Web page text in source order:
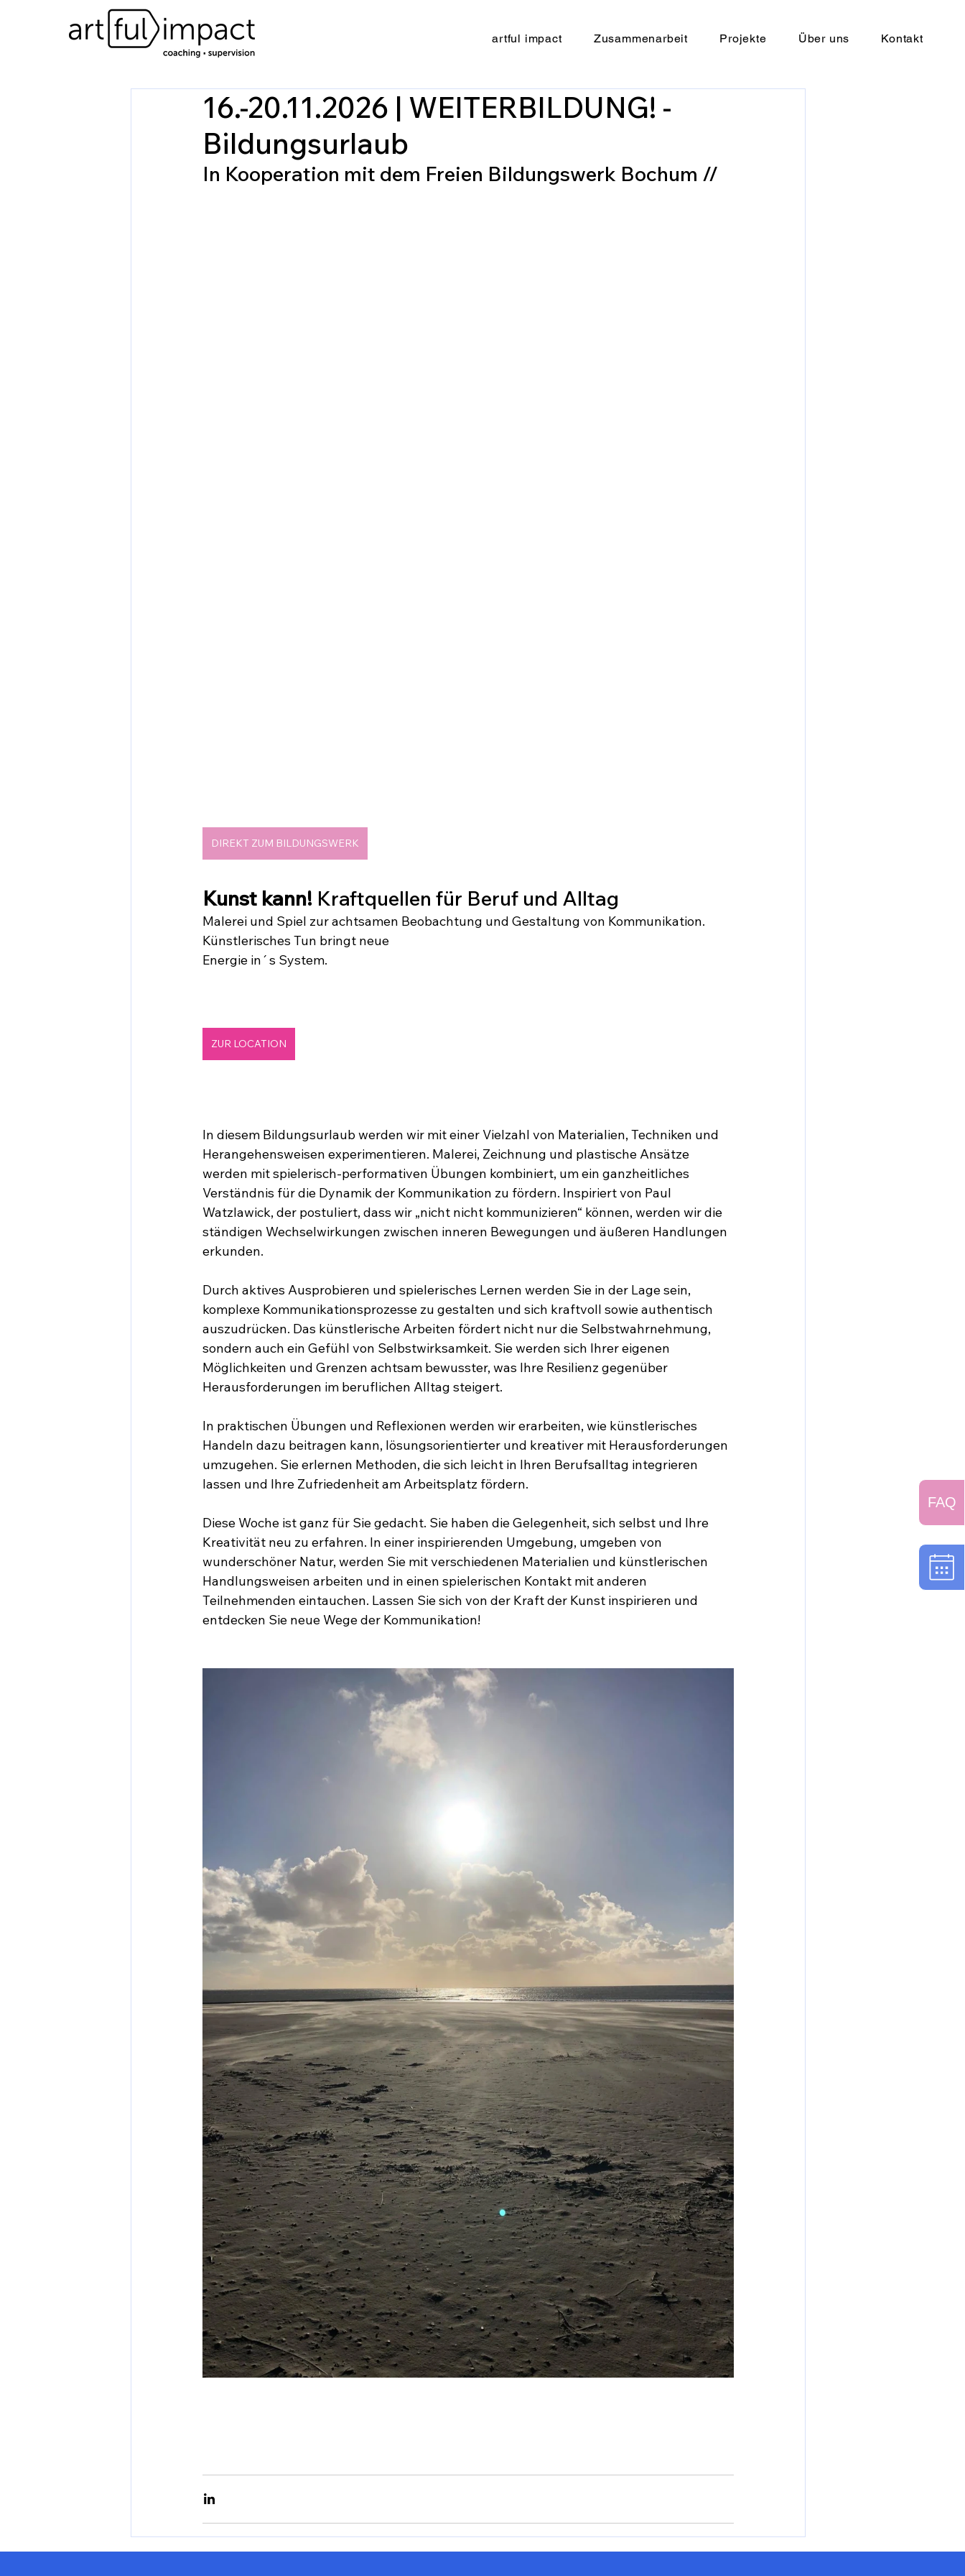
artful impact Zusammenarbeit Projekte Über uns Kontakt
FAQ
16.-20.11.2026 | WEITERBILDUNG! -
Bildungsurlaub
In Kooperation mit dem Freien Bildungswerk Bochum //
DIREKT ZUM BILDUNGSWERK
Kunst kann! Kraftquellen für Beruf und Alltag
Malerei und Spiel zur achtsamen Beobachtung und Gestaltung von Kommunikation.
Künstlerisches Tun bringt neue
Energie in´s System.
ZUR LOCATION
In diesem Bildungsurlaub werden wir mit einer Vielzahl von Materialien, Techniken und
Herangehensweisen experimentieren. Malerei, Zeichnung und plastische Ansätze
werden mit spielerisch-performativen Übungen kombiniert, um ein ganzheitliches
Verständnis für die Dynamik der Kommunikation zu fördern. Inspiriert von Paul
Watzlawick, der postuliert, dass wir „nicht nicht kommunizieren“ können, werden wir die
ständigen Wechselwirkungen zwischen inneren Bewegungen und äußeren Handlungen
erkunden.
Durch aktives Ausprobieren und spielerisches Lernen werden Sie in der Lage sein,
komplexe Kommunikationsprozesse zu gestalten und sich kraftvoll sowie authentisch
auszudrücken. Das künstlerische Arbeiten fördert nicht nur die Selbstwahrnehmung,
sondern auch ein Gefühl von Selbstwirksamkeit. Sie werden sich Ihrer eigenen
Möglichkeiten und Grenzen achtsam bewusster, was Ihre Resilienz gegenüber
Herausforderungen im beruflichen Alltag steigert.
In praktischen Übungen und Reflexionen werden wir erarbeiten, wie künstlerisches
Handeln dazu beitragen kann, lösungsorientierter und kreativer mit Herausforderungen
umzugehen. Sie erlernen Methoden, die sich leicht in Ihren Berufsalltag integrieren
lassen und Ihre Zufriedenheit am Arbeitsplatz fördern.
Diese Woche ist ganz für Sie gedacht. Sie haben die Gelegenheit, sich selbst und Ihre
Kreativität neu zu erfahren. In einer inspirierenden Umgebung, umgeben von
wunderschöner Natur, werden Sie mit verschiedenen Materialien und künstlerischen
Handlungsweisen arbeiten und in einen spielerischen Kontakt mit anderen
Teilnehmenden eintauchen. Lassen Sie sich von der Kraft der Kunst inspirieren und
entdecken Sie neue Wege der Kommunikation!